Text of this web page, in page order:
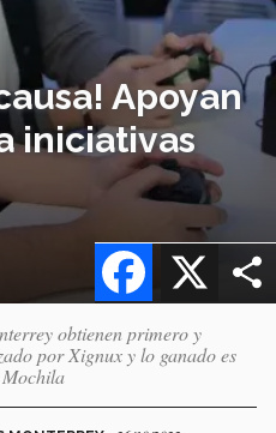
Apoyan
iniciativas
X
Facebook
obtienen primero y
por Xignux y lo ganado es